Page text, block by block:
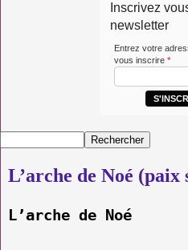
Inscrivez
newsletter
Entrez votre
vous inscrire *
L’arche de Noé
L’arche de Noé